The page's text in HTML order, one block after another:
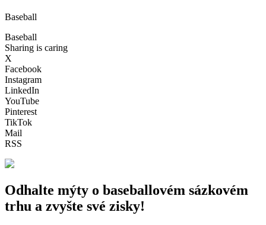
Baseball
Baseball
Sharing is caring
X
Facebook
Instagram
LinkedIn
YouTube
Pinterest
TikTok
Mail
RSS
Odhalte mýty o baseballovém sázkovém
trhu a zvyšte své zisky!